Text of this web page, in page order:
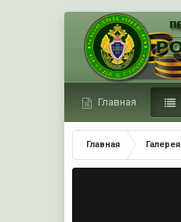
Главная
Главная Галерея